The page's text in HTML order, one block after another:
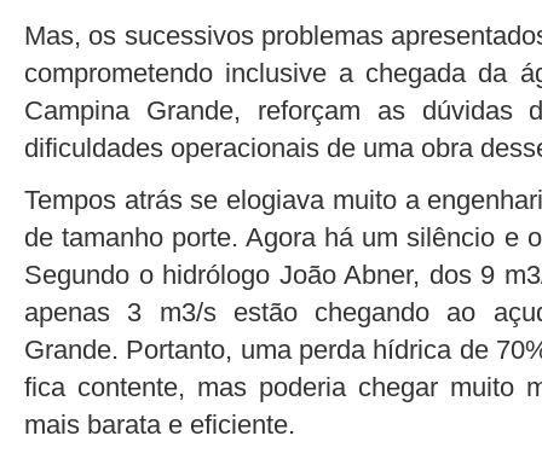
Mas, os sucessivos problemas
comprometendo inclusive a chegada da
Campina Grande, reforçam as
dificuldades operacionais de uma obra
Tempos atrás se elogiava muito a
de tamanho porte. Agora há um silêncio e
Segundo o hidrólogo João Abner, dos 9
apenas 3 m3/s estão chegando ao
Grande. Portanto, uma perda hídrica de
fica contente, mas poderia chegar muito
mais barata e eficiente.